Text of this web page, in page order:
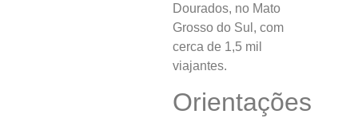
Dourados, no Mato
Grosso do Sul, com
cerca de 1,5 mil
viajantes.
Orientações